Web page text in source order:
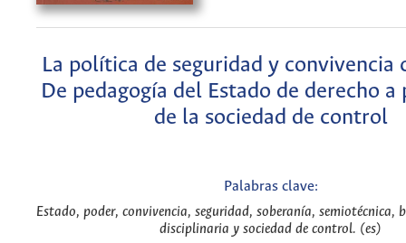
La política de seguridad y convivencia
De pedagogía del Estado de derecho a
de la sociedad de control
Palabras clave:
Estado, poder, convivencia, seguridad, soberanía, semiotécnica,
disciplinaria y sociedad de control. (es)